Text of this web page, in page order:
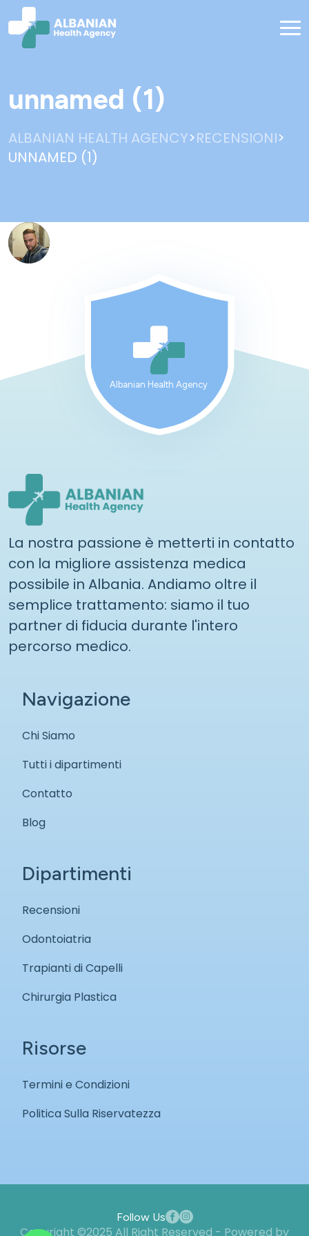
unnamed (1)
ALBANIAN HEALTH AGENCY>RECENSIONI>
UNNAMED (1)
Albanian Health Agency
La nostra passione è metterti in contatto
con la migliore assistenza medica
possibile in Albania. Andiamo oltre il
semplice trattamento: siamo il tuo
partner di fiducia durante l'intero
percorso medico.
Navigazione
Chi Siamo
Tutti i dipartimenti
Contatto
Blog
Dipartimenti
Recensioni
Odontoiatria
Trapianti di Capelli
Chirurgia Plastica
Risorse
Termini e Condizioni
Politica Sulla Riservatezza
Follow Us
Copyright ©2025 All Right Reserved - Powered by